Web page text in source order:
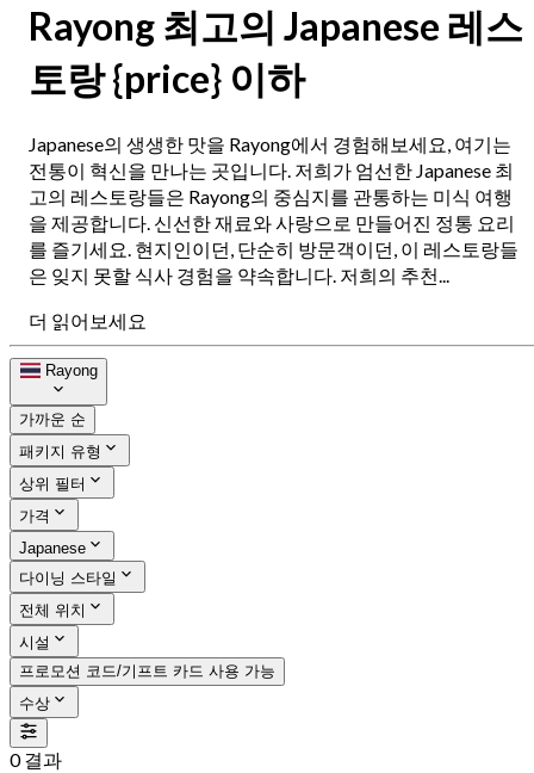
Rayong 최고의 Japanese 레스
토랑 {price} 이하
Japanese의 생생한 맛을 Rayong에서 경험해보세요, 여기는
전통이 혁신을 만나는 곳입니다. 저희가 엄선한 Japanese 최
고의 레스토랑들은 Rayong의 중심지를 관통하는 미식 여행
을 제공합니다. 신선한 재료와 사랑으로 만들어진 정통 요리
를 즐기세요. 현지인이던, 단순히 방문객이던, 이 레스토랑들
은 잊지 못할 식사 경험을 약속합니다. 저희의 추천...
더 읽어보세요
Rayong
가까운 순
패키지 유형
상위 필터
가격
Japanese
다이닝 스타일
전체 위치
시설
프로모션 코드/기프트 카드 사용 가능
수상
0 결과